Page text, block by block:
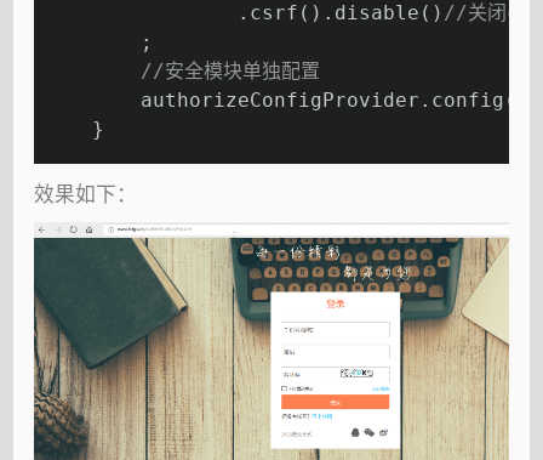
                .csrf().disable()
//关闭
        ;
//安全模块单独配置
    }
效果如下：